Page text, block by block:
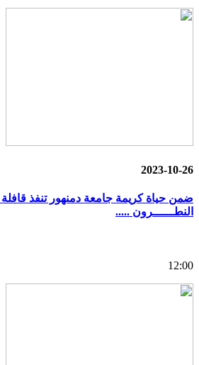
2023-10-26
ضمن حياة كريمة جامعة دمنهور تنفذ
النطــــــرون .....
12:00